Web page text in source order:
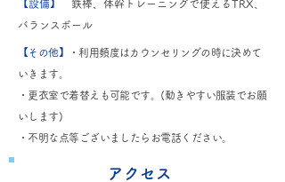
​【設備】
鉄棒、体幹トレーニングで使えるTRX、
バランスボール
【その他】
・利用頻度はカウンセリングの時に決めて
いきます。
​
・更衣室で着替えも可能です。(動きやすい服装でお願
いします)
・不明な点等ございましたらお電話ください。
​アクセス